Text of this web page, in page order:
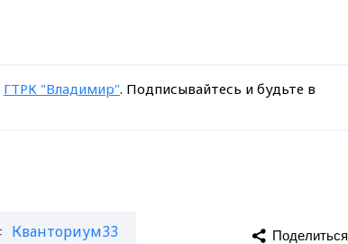
ГТРК "Владимир". Подписывайтесь и будьте в
Кванториум33 Поделиться